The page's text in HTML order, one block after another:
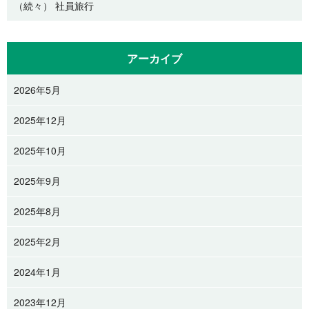
（続々） 社員旅行
アーカイブ
2026年5月
2025年12月
2025年10月
2025年9月
2025年8月
2025年2月
2024年1月
2023年12月